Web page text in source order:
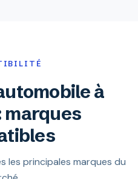
à
marques
les principales marques du